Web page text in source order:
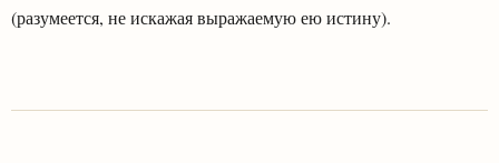
(разумеется, не искажая выражаемую ею истину).